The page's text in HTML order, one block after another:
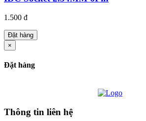
1.500 đ
Đặt hàng
×
Đặt hàng
Thông tin liên hệ